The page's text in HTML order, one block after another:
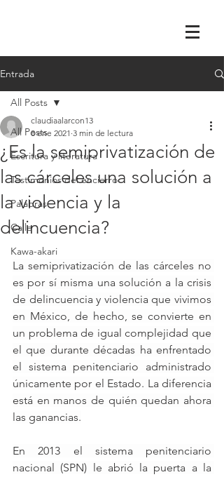
Entrada
All Posts
Escritura y literatura
Testimonios del encierro
Palabras
Calle
Kawa-akari
All Posts
¿Es la semiprivatización de
las cárceles una solución a
la violencia y la
delincuencia?
claudiaalarcon13
8 ene 2021 3 min de lectura
La semiprivatización de las cárceles no
es por sí misma una solución a la crisis
de delincuencia y violencia que vivimos
en México, de hecho, se convierte en
un problema de igual complejidad que
el que durante décadas ha enfrentado
el sistema penitenciario administrado
únicamente por el Estado. La diferencia
está en manos de quién quedan ahora
las ganancias.
En 2013 el sistema penitenciario
nacional (SPN) le abrió la puerta a la